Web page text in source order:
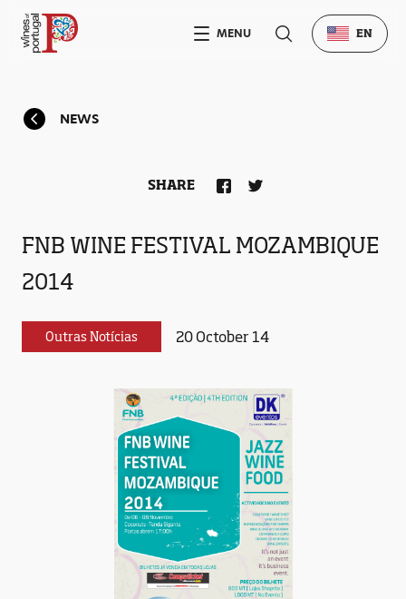
NEWS
FNB WINE FESTIVAL MOZAMBIQUE
2014
Outras Notícias 20 October 14
SHARE
MENU EN